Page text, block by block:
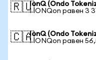
🇷🇺IonQ (Ondo
1 IONQon равен 3
🇨🇦IonQ (Ondo
1 IONQon равен